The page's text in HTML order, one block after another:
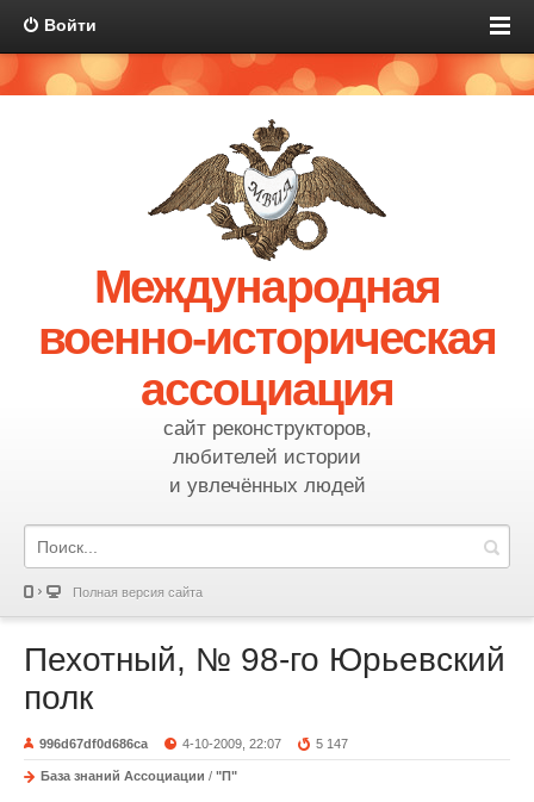
Войти
Международная
военно-историческая
ассоциация
сайт реконструкторов,
любителей истории
и увлечённых людей
Полная версия сайта
Пехотный, № 98-го Юрьевский
полк
996d67df0d686ca 4-10-2009, 22:07 5 147
База знаний Ассоциации / "П"